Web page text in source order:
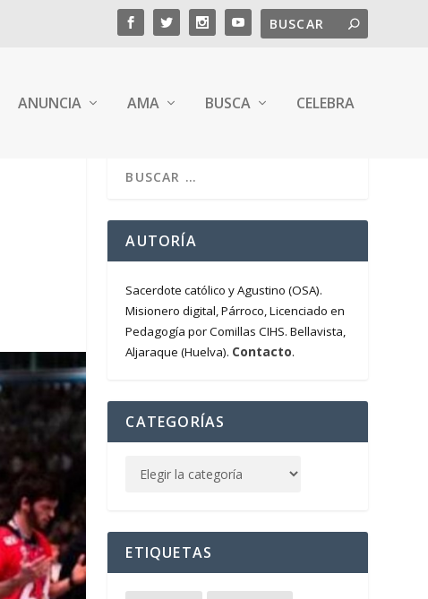
ANUNCIA AMA BUSCA CELEBRA
AUTORÍA
Sacerdote católico y Agustino (OSA).
Misionero digital, Párroco, Licenciado en
Pedagogía por Comillas CIHS. Bellavista,
Aljaraque (Huelva). Contacto.
CATEGORÍAS
ETIQUETAS